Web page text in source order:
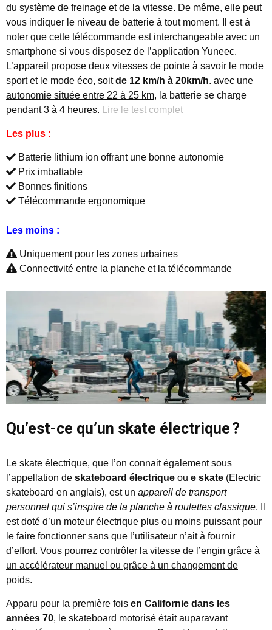
du système de freinage et de la vitesse. De même, elle peut
vous indiquer le niveau de batterie à tout moment. Il est à
noter que cette télécommande est interchangeable avec un
smartphone si vous disposez de l’application Yuneec.
L’appareil propose deux vitesses de pointe à savoir le mode
sport et le mode éco, soitde 12 km/h à 20km/h. avec une
autonomie située entre 22 à 25 km, la batterie se charge
pendant 3 à 4 heures.
Lire le test complet
Les plus :
Batterie lithium ion offrant une bonne autonomie
Prix imbattable
Bonnes finitions
Télécommande ergonomique
Les moins :
Uniquement pour les zones urbaines
Connectivité entre la planche et la télécommande
Qu’est-ce qu’un skate électrique ?
Le skate électrique, que l’on connait également sous
l’appellation de skateboard électrique ou e skate (Electric
skateboard en anglais), est un appareil de transport
personnel qui s’inspire de la planche à roulettes classique. Il
est doté d’un moteur électrique plus ou moins puissant pour
le faire fonctionner sans que l’utilisateur n’ait à fournir
d’effort. Vous pourrez contrôler la vitesse de l’engin grâce à
un accélérateur manuel ou grâce à un changement de
poids.
Apparu pour la première fois en Californie dans les
années 70, le skateboard motorisé était auparavant